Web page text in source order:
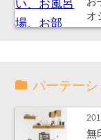
オ
パーテーシ
無